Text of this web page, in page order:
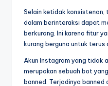
Selain ketidak
dalam berinteraksi dapat
berkurang. Ini karena fitur
kurang berguna untuk terus
Akun Instagram yang tidak
merupakan sebuah bot
banned. Terjadinya banned